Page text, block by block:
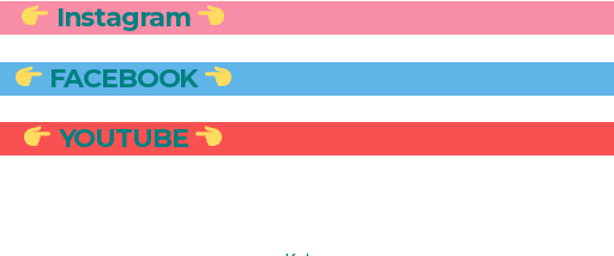
Instagram
FACEBOOK
YOUTUBE